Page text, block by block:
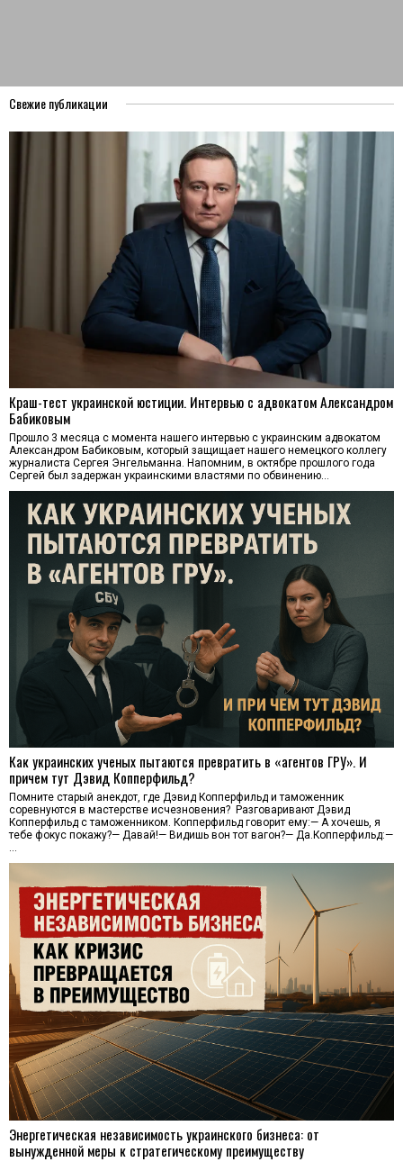
Свежие публикации
Краш-тест украинской юстиции. Интервью с адвокатом Александром
Бабиковым
Прошло 3 месяца с момента нашего интервью с украинским адвокатом
Александром Бабиковым, который защищает нашего немецкого коллегу
журналиста Сергея Энгельманна. Напомним, в октябре прошлого года
Сергей был задержан украинскими властями по обвинению…
Как украинских ученых пытаются превратить в «агентов ГРУ». И
причем тут Дэвид Копперфильд?
Помните старый анекдот, где Дэвид Копперфильд и таможенник
соревнуются в мастерстве исчезновения? Разговаривают Дэвид
Копперфильд с таможенником. Копперфильд говорит ему:— А хочешь, я
тебе фокус покажу?— Давай!— Видишь вон тот вагон?— Да.Копперфильд:—
…
Энергетическая независимость украинского бизнеса: от
вынужденной меры к стратегическому преимуществу